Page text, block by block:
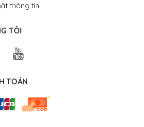
thông tin
TÔI
TOÁN